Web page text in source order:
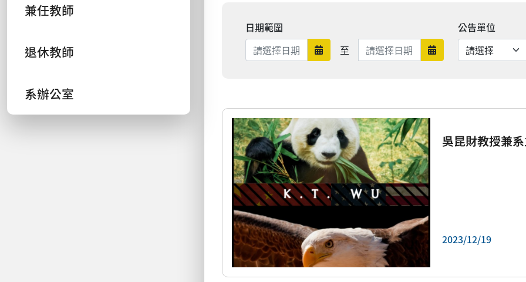
兼任教師
退休教師
系辦公室
日期範圍
日期範圍開始
至 日期範圍結束
日期範圍結束
公告單位
吳昆財教授兼
2023/12/19